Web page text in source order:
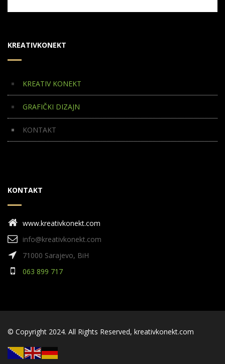
KREATIVKONEKT
KREATIV KONEKT
GRAFIČKI DIZAJN
KONTAKT
KONTAKT
www.kreativkonekt.com
info@kreativkonekt.com
71000 Sarajevo, BiH
063 899 717
© Copyright 2024. All Rights Reserved, kreativkonekt.com